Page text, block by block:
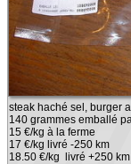
steak haché sel, burger
140 grammes emballé
15 €/kg à la ferme
17 €/kg livré -250 km
18.50 €/kg livré +250 km